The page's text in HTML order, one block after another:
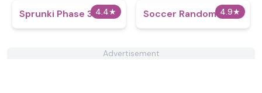
4.4★
Sprunki Phase 365 4.9★
Soccer Random
Advertisement